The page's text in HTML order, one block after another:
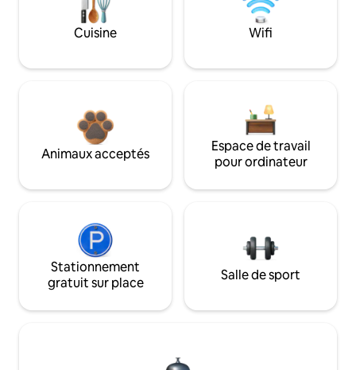
Cuisine Wifi
Animaux acceptés
Espace de travail
pour ordinateur
Stationnement
gratuit sur place
Salle de sport